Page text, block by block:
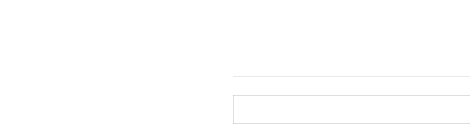
שלום לכל השותפים והשותפות שלנו לחיים עם